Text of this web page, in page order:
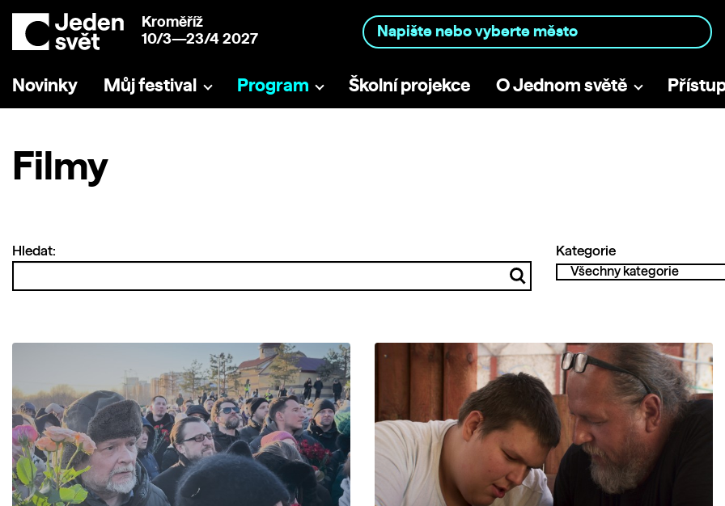
Kroměříž
10/3—23/4 2027
Novinky Můj festival Program Školní projekce O Jednom světě
Filmy
Hledat: Kategorie